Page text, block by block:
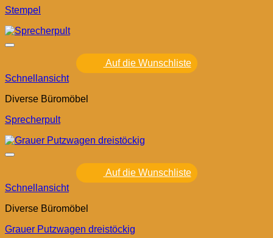
Stempel
Auf die Wunschliste
Schnellansicht
Diverse Büromöbel
Sprecherpult
Auf die Wunschliste
Schnellansicht
Diverse Büromöbel
Grauer Putzwagen dreistöckig